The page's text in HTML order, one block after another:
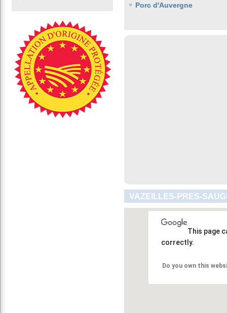
Porc d'Auvergne
VAZEILLES-PRES-
This page
correctly.
Do you own this